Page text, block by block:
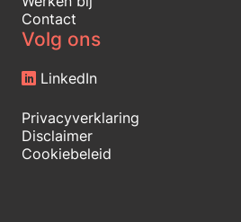
Contact
Volg ons
LinkedIn
Privacyverklaring
Disclaimer
Cookiebeleid